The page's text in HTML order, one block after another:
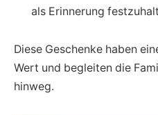
als Erinnerung
Diese Geschenke haben
Wert und begleiten die
hinweg.